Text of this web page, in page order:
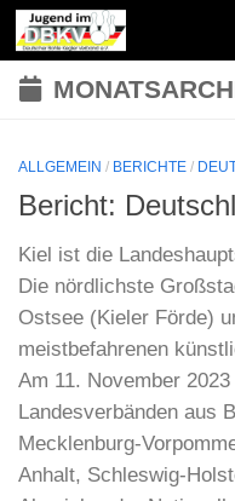
Zum Inhalt springen
ALLGEMEIN / BERICHTE /
Bericht:
Kiel ist die
Die nördlichste
Ostsee (Kieler Förde)
meistbefahrenen
Am 11. November
Landesverbänden aus
Mecklenburg-
Anhalt, Schleswig-